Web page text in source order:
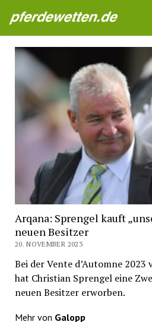
Pferdewetten News
Arqana: Sprengel kauft
neuen Besitzer
20. NOVEMBER 2023
Bei der Vente d’Automne
hat Christian Sprengel eine
neuen Besitzer erworben.
Mehr von Galopp